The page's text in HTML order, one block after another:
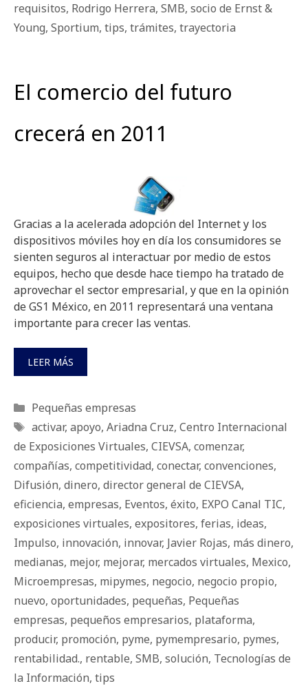
requisitos, Rodrigo Herrera, SMB, socio de Ernst &
Young, Sportium, tips, trámites, trayectoria
El comercio del futuro
crecerá en 2011
Gracias a la acelerada adopción del Internet y los
dispositivos móviles hoy en día los consumidores se
sienten seguros al interactuar por medio de estos
equipos, hecho que desde hace tiempo ha tratado de
aprovechar el sector empresarial, y que en la opinión
de GS1 México, en 2011 representará una ventana
importante para crecer las ventas.
LEER MÁS
Categorías
Pequeñas empresas
Etiquetas
activar, apoyo, Ariadna Cruz, Centro Internacional
de Exposiciones Virtuales, CIEVSA, comenzar,
compañías, competitividad, conectar, convenciones,
Difusión, dinero, director general de CIEVSA,
eficiencia, empresas, Eventos, éxito, EXPO Canal TIC,
exposiciones virtuales, expositores, ferias, ideas,
Impulso, innovación, innovar, Javier Rojas, más dinero,
medianas, mejor, mejorar, mercados virtuales, Mexico,
Microempresas, mipymes, negocio, negocio propio,
nuevo, oportunidades, pequeñas, Pequeñas
empresas, pequeños empresarios, plataforma,
producir, promoción, pyme, pymempresario, pymes,
rentabilidad., rentable, SMB, solución, Tecnologías de
la Información, tips